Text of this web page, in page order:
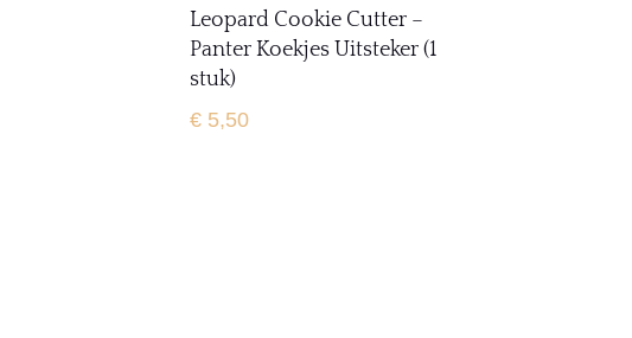
Leopard Cookie Cutter –
Panter Koekjes Uitsteker (1
stuk)
€ 5,50